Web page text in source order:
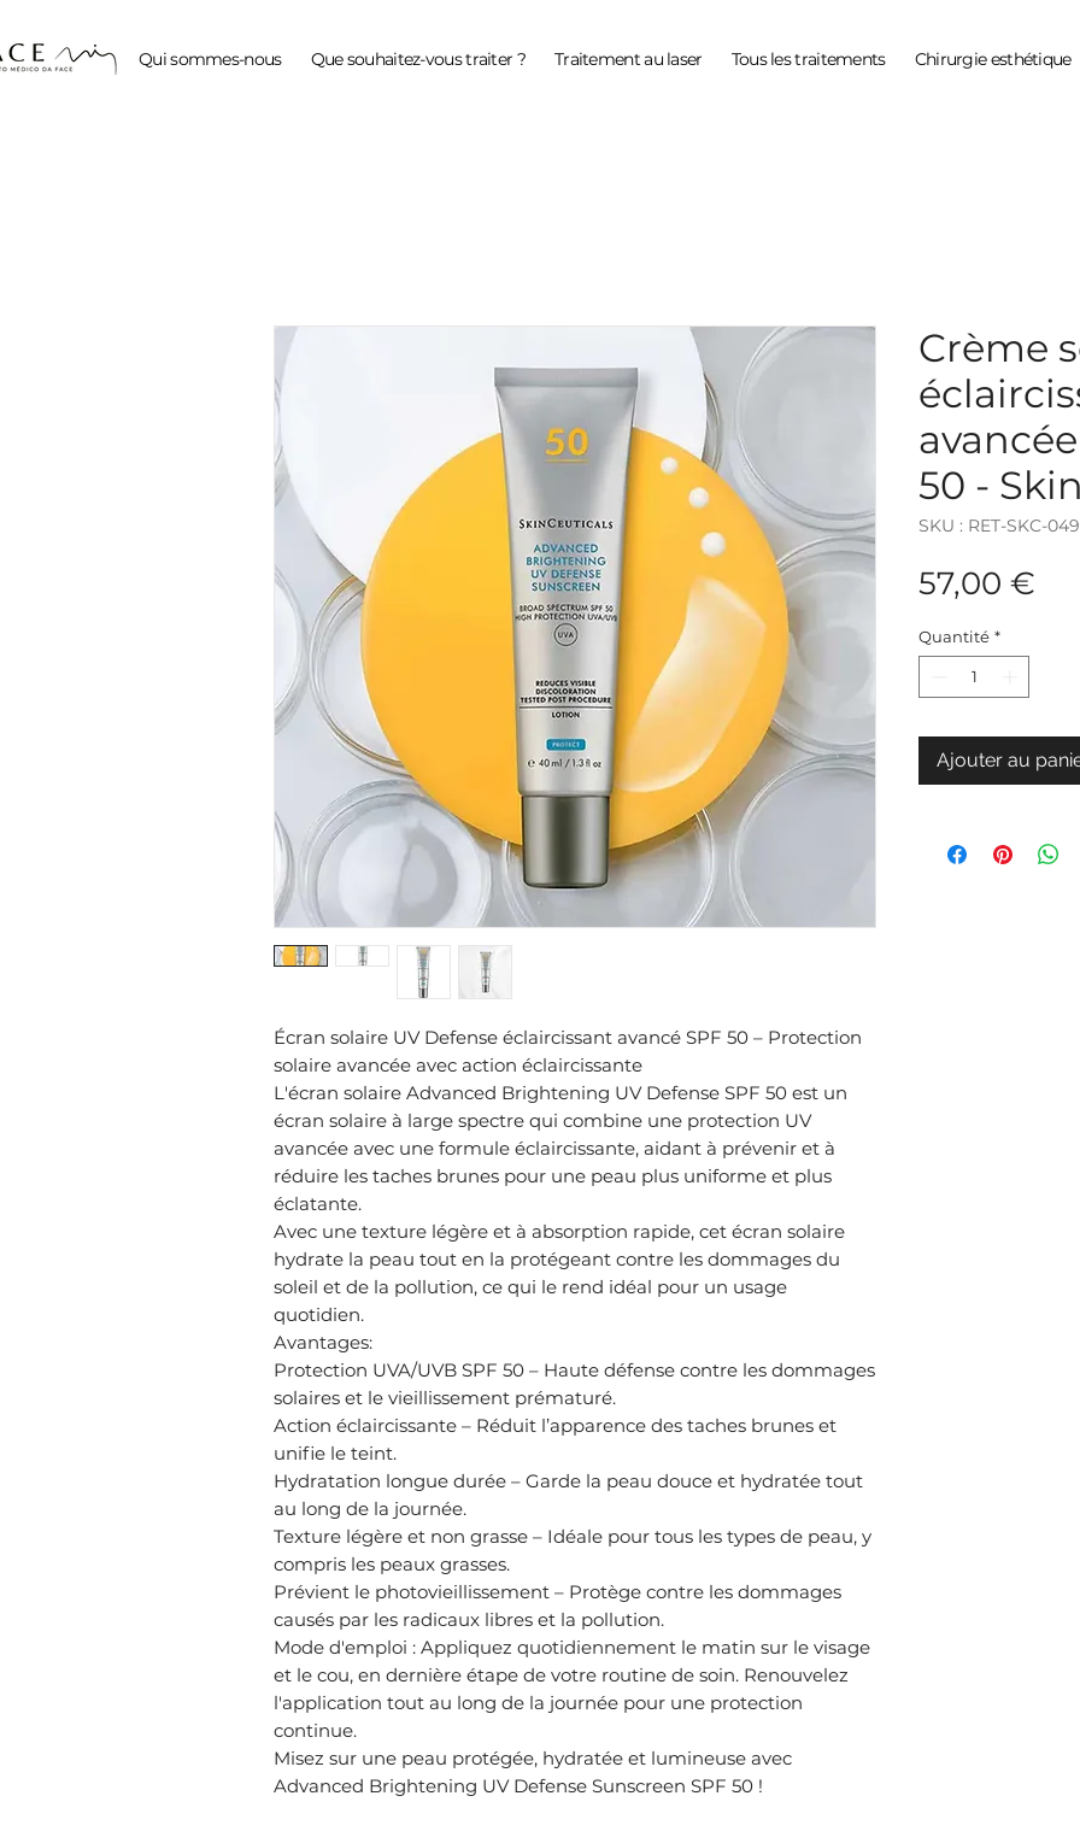
Qui sommes-nous Que souhaitez-vous traiter ? Traitement au laser Tous les traitements Chirurgie esthétique
Écran solaire UV Defense éclaircissant avancé SPF 50 – Protection
solaire avancée avec action éclaircissante
L'écran solaire Advanced Brightening UV Defense SPF 50 est un
écran solaire à large spectre qui combine une protection UV
avancée avec une formule éclaircissante, aidant à prévenir et à
réduire les taches brunes pour une peau plus uniforme et plus
éclatante.
Avec une texture légère et à absorption rapide, cet écran solaire
hydrate la peau tout en la protégeant contre les dommages du
soleil et de la pollution, ce qui le rend idéal pour un usage
quotidien.
Avantages:
Protection UVA/UVB SPF 50 – Haute défense contre les dommages
solaires et le vieillissement prématuré.
Action éclaircissante – Réduit l’apparence des taches brunes et
unifie le teint.
Hydratation longue durée – Garde la peau douce et hydratée tout
au long de la journée.
Texture légère et non grasse – Idéale pour tous les types de peau, y
compris les peaux grasses.
Prévient le photovieillissement – Protège contre les dommages
causés par les radicaux libres et la pollution.
Mode d'emploi : Appliquez quotidiennement le matin sur le visage
et le cou, en dernière étape de votre routine de soin. Renouvelez
l'application tout au long de la journée pour une protection
continue.
Misez sur une peau protégée, hydratée et lumineuse avec
Advanced Brightening UV Defense Sunscreen SPF 50 !
Crème
50 -
SKU : RET-SKC-049
57,00 €
Quantité *
Ajouter au